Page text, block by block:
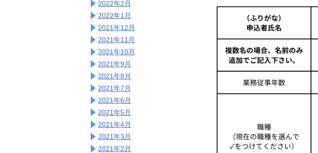
2022年2月
2022年1月
2021年12月
2021年11月
2021年10月
2021年9月
2021年8月
2021年7月
2021年6月
2021年5月
2021年4月
2021年3月
2021年2月